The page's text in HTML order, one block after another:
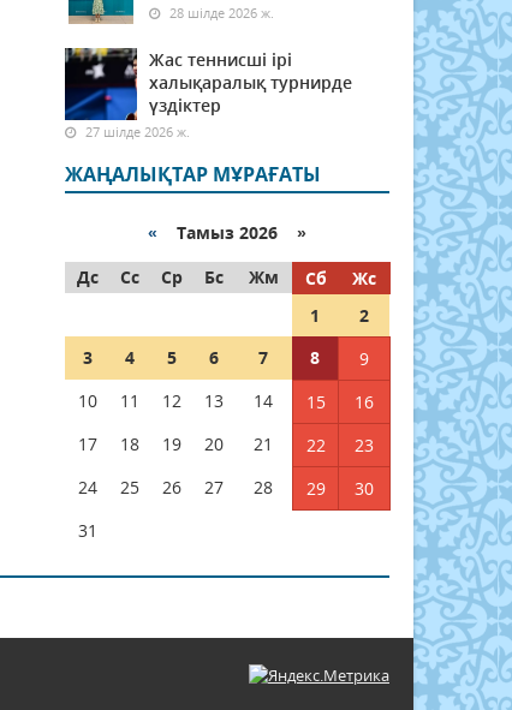
28 шілде 2026 ж.
Жас теннисші ірі
халықаралық турнирде
үздіктер
27 шілде 2026 ж.
ЖАҢАЛЫҚТАР МҰРАҒАТЫ
« Тамыз 2026 »
Дс
Сс Ср Бс Жм Сб
Жс
1
2
3
4 5 6 7 8
9
10
11 12 13 14 15
16
17
18 19 20 21 22
23
24
25 26 27 28 29
30
31